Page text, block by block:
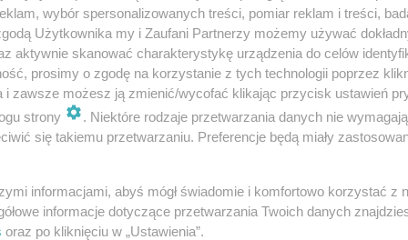
od lekkiego spiłowania/zmatowienia warstwy
Następnie zamocz wacik w płynie do
folią aluminiową.
ombre krok po kroku?
wybór spersonalizowanych treści, pomiar reklam i treści,
Użytkownika my i Zaufani Partnerzy możemy używać
aktywnie skanować charakterystykę urządzenia do celów
prosimy o zgodę na korzystanie z tych technologii poprzez
i zawsze możesz ją zmienić/wycofać klikając przycisk ustawień
strony
. Niektóre rodzaje przetwarzania danych nie
się takiemu przetwarzaniu. Preferencje będą miały
informacjami, abyś mógł świadomie i komfortowo korzystać z
informacje dotyczące przetwarzania Twoich danych
oraz po kliknięciu w „Ustawienia”.